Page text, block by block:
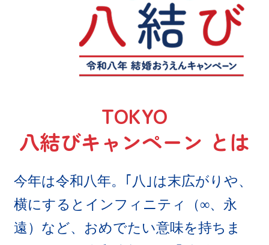
TOKYO
八結びキャンペーン とは
今年は令和八年。｢八｣は末広がりや、
横にするとインフィニティ（∞、永
遠）など、おめでたい意味を持ちま